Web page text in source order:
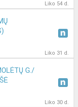
Liko 54 d.
Liko 31 d.
G./
Liko 30 d.